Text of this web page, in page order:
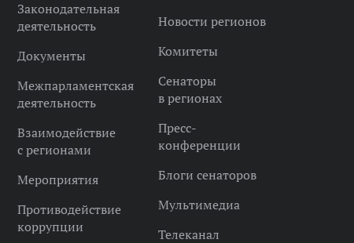
Законодательная
деятельность
Документы
Межпарламентская
деятельность
Взаимодействие
с регионами
Мероприятия
Противодействие
коррупции
Новости регионов
Комитеты
Сенаторы
в регионах
Пресс-
конференции
Блоги сенаторов
Мультимедиа
Телеканал